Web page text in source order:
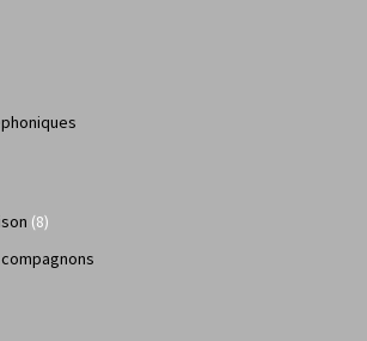
(8)